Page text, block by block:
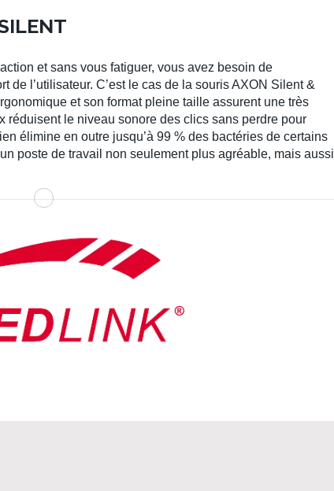
et sans vous fatiguer, vous avez besoin de
de l’utilisateur. C’est le cas de la souris AXON Silent &
et son format pleine taille assurent une très
réduisent le niveau sonore des clics sans perdre pour
élimine en outre jusqu’à 99 % des bactéries de certains
poste de travail non seulement plus agréable, mais aussi